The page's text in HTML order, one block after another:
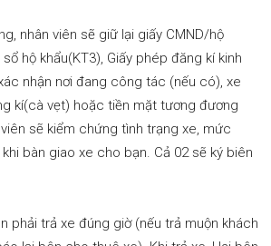
nhân viên sẽ giữ lại giấy CMND/hộ
hộ khẩu(KT3), Giấy phép đăng kí kinh
nhận nơi đang công tác (nếu có), xe
kí(cà vẹt) hoặc tiền mặt tương đương
viên sẽ kiểm chứng tình trạng xe, mức
bàn giao xe cho bạn. Cả 02 sẽ ký biên
phải trả xe đúng giờ (nếu trả muộn khách